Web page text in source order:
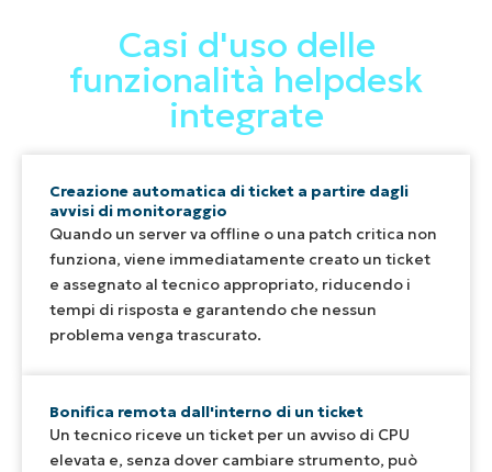
Casi d'uso delle
funzionalità helpdesk
integrate
Creazione automatica di ticket a partire dagli
avvisi di monitoraggio
Quando un server va offline o una patch critica non
funziona, viene immediatamente creato un ticket
e assegnato al tecnico appropriato, riducendo i
tempi di risposta e garantendo che nessun
problema venga trascurato.
Bonifica remota dall'interno di un ticket
Un tecnico riceve un ticket per un avviso di CPU
elevata e, senza dover cambiare strumento, può